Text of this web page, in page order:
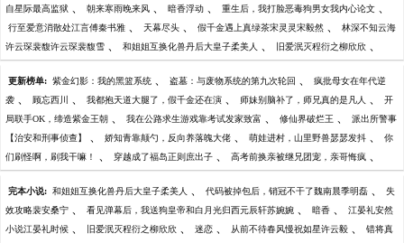
自星际最高监狱 、 朝来寒雨晚来风 、 暗香浮动 、 重生后，我打脸恶毒狗男女我内心论文 、
行至爱意消散处江言傅秦书雅 、 天幕尽头 、 假千金遇上真绿茶宋灵灵宋毅然 、 林深不知云海
许云琛裴馥许云琛裴馥雪 、 和姐姐互换化兽丹后大皇子柔美人 、 旧爱泯灭程衍之柳欣欣 、
更新榜单: 紫金幻影：我的黑篮系统 、 盗墓：与废物系统的第九次轮回 、 疯批母女在年代逆
袭 、 顾忘西川 、 我都抱天道大腿了，假千金还在演 、 师妹别脑补了，师兄真的是凡人 、 开
局联手OK，缔造紫金王朝 、 我在公路求生游戏靠考试发家致富 、 修仙界破烂王 、 派出所警事
【治安和刑事侦查】 、 娇知青靠颠勺，反向养落魄大佬 、 萌娃进村，山里野兽瑟瑟发抖 、 你
们刷怪啊，刷我干嘛！ 、 穿越成了福岛正则庶出子 、 高考前换亲被继兄团宠，亲哥悔疯 、
完本小说: 和姐姐互换化兽丹后大皇子柔美人 、 代码被掉包后，销冠不干了魏南晨季明磊 、 失
效攻略裴安桑宁 、 看见弹幕后，我送狗皇帝和白月光归西元辰轩苏婉婉 、 暗香 、 江晏礼安然
小说江晏礼时候 、 旧爱泯灭程衍之柳欣欣 、 迷恋 、 从前不待春风慢祝如星许云毅 、 错将真